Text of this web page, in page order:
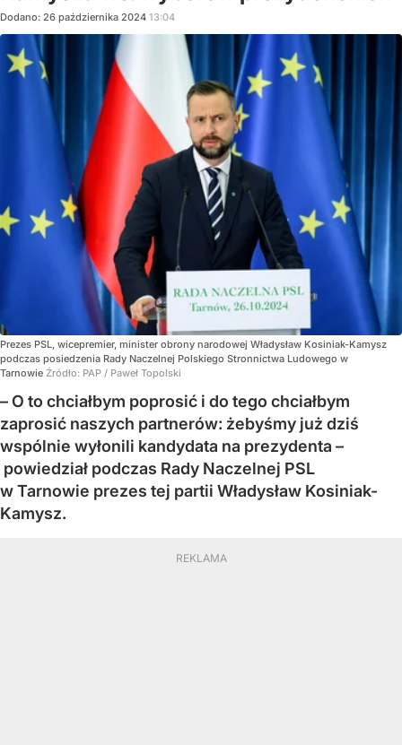
Dodano: 26 października 2024 13:04
Prezes PSL, wicepremier, minister obrony narodowej Władysław Kosiniak-Kamysz
podczas posiedzenia Rady Naczelnej Polskiego Stronnictwa Ludowego w
Tarnowie Źródło: PAP / Paweł Topolski
– O to chciałbym poprosić i do tego chciałbym
zaprosić naszych partnerów: żebyśmy już dziś
wspólnie wyłonili kandydata na prezydenta –
powiedział podczas Rady Naczelnej PSL
w Tarnowie prezes tej partii Władysław Kosiniak-
Kamysz.